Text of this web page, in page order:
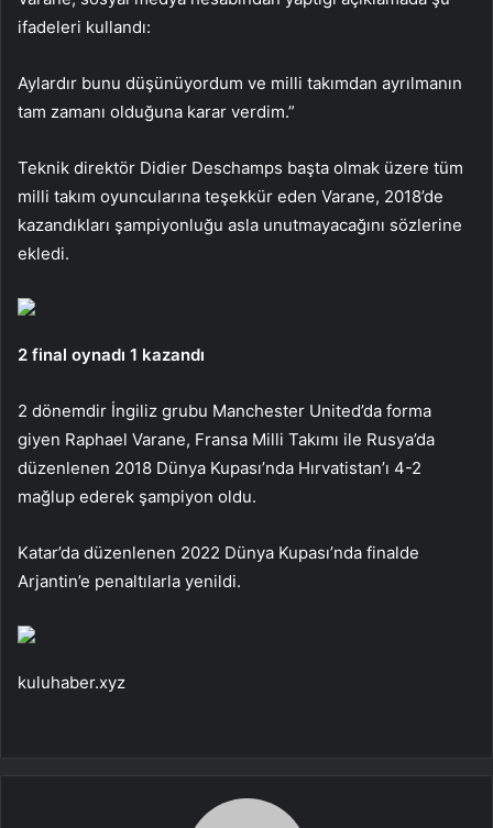
ifadeleri kullandı:
Aylardır bunu düşünüyordum ve milli takımdan ayrılmanın
tam zamanı olduğuna karar verdim.”
Teknik direktör Didier Deschamps başta olmak üzere tüm
milli takım oyuncularına teşekkür eden Varane, 2018’de
kazandıkları şampiyonluğu asla unutmayacağını sözlerine
ekledi.
2 final oynadı 1 kazandı
2 dönemdir İngiliz grubu Manchester United’da forma
giyen Raphael Varane, Fransa Milli Takımı ile Rusya’da
düzenlenen 2018 Dünya Kupası’nda Hırvatistan’ı 4-2
mağlup ederek şampiyon oldu.
Katar’da düzenlenen 2022 Dünya Kupası’nda finalde
Arjantin’e penaltılarla yenildi.
kuluhaber.xyz